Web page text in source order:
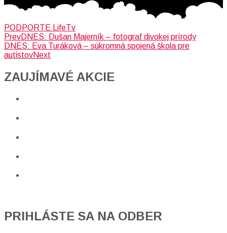
PODPORTE LifeTv
PrevDNES: Dušan Majerník – fotograf divokej prírody
DNES: Eva Turáková – súkromná spojená škola pre
autistovNext
ZAUJÍMAVÉ AKCIE​
PRIHLÁSTE SA NA ODBER